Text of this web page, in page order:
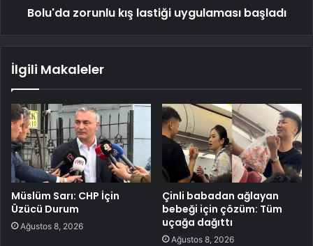
Bolu'da zorunlu kış lastiği uygulaması başladı
İlgili Makaleler
Müslüm Sarı: CHP İçin
Üzücü Durum
Ağustos 8, 2026
Çinli babadan ağlayan
bebeği için çözüm: Tüm
uçağa dağıttı
Ağustos 8, 2026